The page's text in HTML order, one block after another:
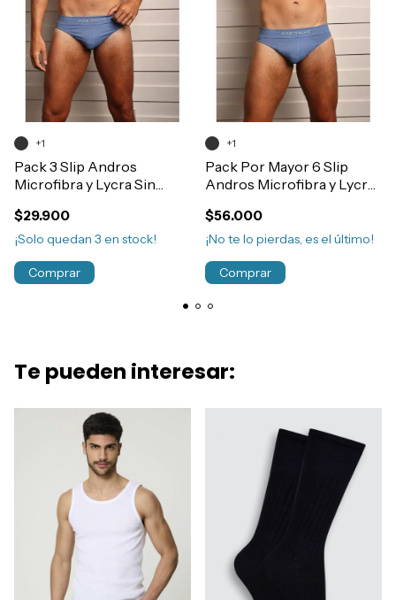
Pack 3 Slip Andros
Microfibra y Lycra Sin
$29.900
¡Solo quedan 3 en stock!
+1
Comprar
Pack Por Mayor 6 Slip
Andros Microfibra y Lycra
$56.000
¡No te lo pierdas, es el último!
+1
Comprar
Te pueden interesar: